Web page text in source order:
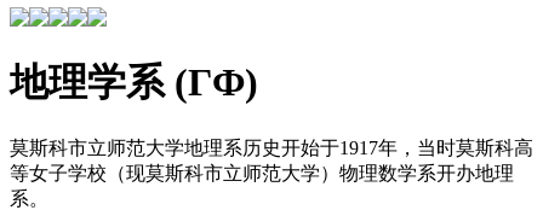
地理学系 (ГФ)
莫斯科市立师范大学地理系历史开始于1917年，当时莫斯科高
等女子学校（现莫斯科市立师范大学）物理数学系开办地理
系。